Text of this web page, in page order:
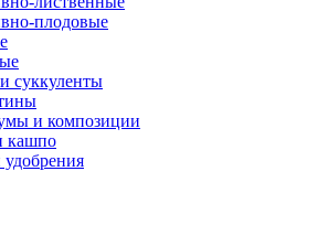
плодовые
суккуленты
и композиции
кашпо